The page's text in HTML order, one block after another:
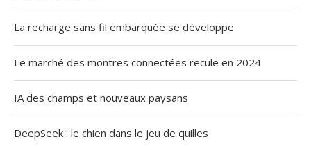
La recharge sans fil embarquée se développe
Le marché des montres connectées recule en 2024
IA des champs et nouveaux paysans
DeepSeek : le chien dans le jeu de quilles